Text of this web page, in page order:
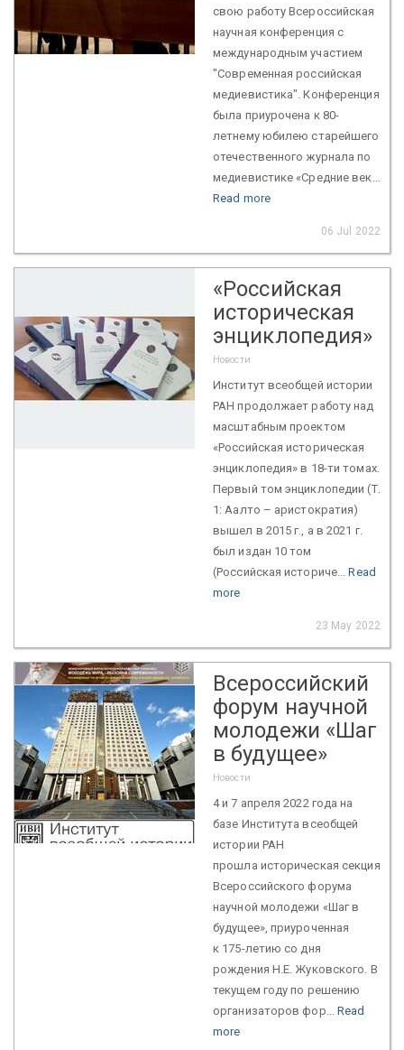
свою работу Всероссийская
научная конференция с
международным участием
"Современная российская
медиевистика". Конференция
была приурочена к 80-
летнему юбилею старейшего
отечественного журнала по
медиевистике «Средние век...
Read more
06 Jul 2022
«Российская
историческая
энциклопедия»
Новости
Институт всеобщей истории
РАН продолжает работу над
масштабным проектом
«Российская историческая
энциклопедия» в 18-ти томах.
Первый том энциклопедии (Т.
1: Аалто – аристократия)
вышел в 2015 г., а в 2021 г.
был издан 10 том
(Российская историче...Read
more
23 May 2022
Всероссийский
форум научной
молодежи «Шаг
в будущее»
Новости
4 и 7 апреля 2022 года на
базе Института всеобщей
истории РАН
прошла историческая секция
Всероссийского форума
научной молодежи «Шаг в
будущее», приуроченная
к 175-летию со дня
рождения Н.Е. Жуковского. В
текущем году по решению
организаторов фор...Read
more